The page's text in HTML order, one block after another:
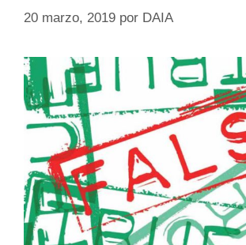
20 marzo, 2019 por DAIA